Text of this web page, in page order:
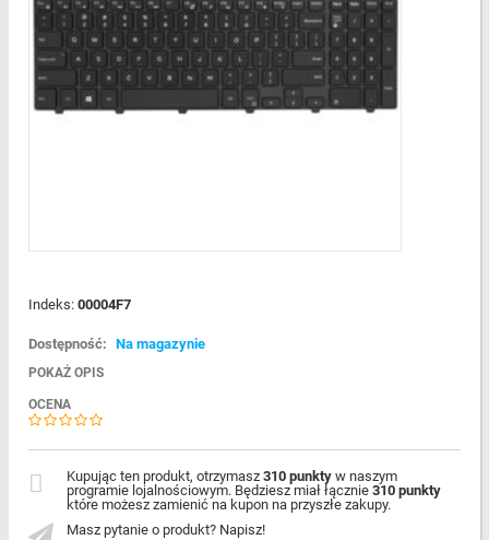
Indeks: 00004F7
Dostępność: Na magazynie
POKAŻ OPIS
OCENA
Masz pytanie o produkt? Napisz!
Kupując ten produkt, otrzymasz 310 punkty w naszym
programie lojalnościowym. Będziesz miał łącznie 310 punkty
które możesz zamienić na kupon na przyszłe zakupy.